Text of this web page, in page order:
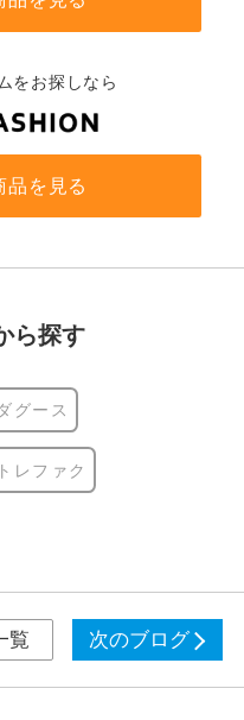
をお探しなら
品を見る
ら探す
グース
レファク
覧 次のブログ